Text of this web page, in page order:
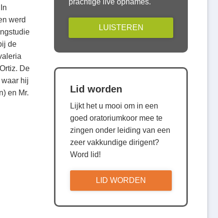
werd
de
De
hij
en Mr.
prachtige live opnames.
LUISTEREN
Lid worden
Lijkt het u mooi om in een
goed oratoriumkoor mee te
zingen onder leiding van een
zeer vakkundige dirigent?
Word lid!
LID WORDEN